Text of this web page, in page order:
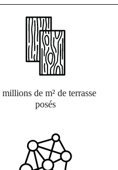
millions de m² de terrasse
posés